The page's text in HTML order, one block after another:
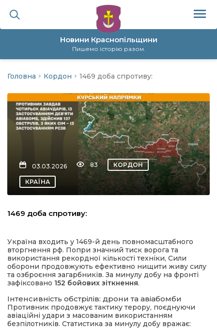
Новини Краснопільщини
Пишемо історію разом.
політика
Головна Кордон 1469 доба спротиву:
03.03.2026 83 КОРДОН
КРАЇНА
1469 доба спротиву:
Україна входить у 1469-й день повномасштабного
вторгнення рф. Попри значний тиск ворога та
використання рекордної кількості техніки, Сили
оборони продовжують ефективно нищити живу силу
та озброєння загарбників. За минулу добу на фронті
зафіксовано 152 бойових зіткнення.
Інтенсивність обстрілів: дрони та авіабомби
Противник продовжує тактику терору, поєднуючи
авіаційні удари з масованим використанням
безпілотників. Статистика за минулу добу вражає: